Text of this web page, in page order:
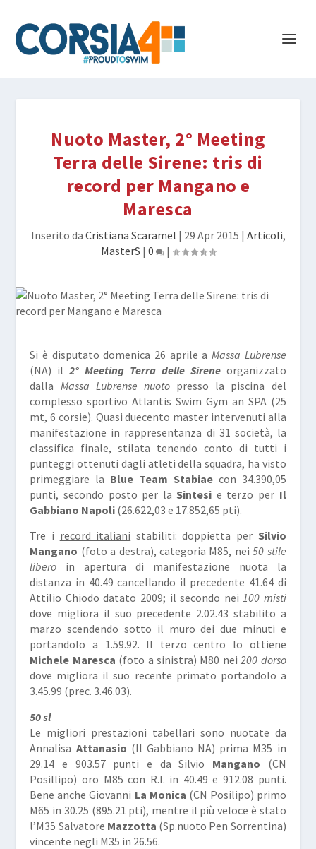
Nuoto Master, 2° Meeting
Terra delle Sirene: tris di
record per Mangano e
Maresca
Inserito da Cristiana Scaramel | 29 Apr 2015 | Articoli,
MasterS | 0 |
Si è disputato domenica 26 aprile a Massa Lubrense
(NA) il2° Meeting Terra delle Sireneorganizzato
dalla Massa Lubrense nuotopresso la piscina del
complesso sportivo Atlantis Swim Gym an SPA (25
mt, 6 corsie). Quasi duecento master intervenuti alla
manifestazione in rappresentanza di 31 società, la
classifica finale, stilata tenendo conto di tutti i
punteggi ottenuti dagli atleti della squadra, ha visto
primeggiare la Blue Team Stabiaecon 34.390,05
punti, secondo posto per la Sintesi e terzo per Il
Gabbiano Napoli (26.622,03 e 17.852,65 pti).
Tre i record italiani stabiliti: doppietta per Silvio
Mangano (foto a destra), categoria M85, nei50 stile
libero in apertura di manifestazione nuota la
distanza in 40.49 cancellando il precedente 41.64 di
Attilio Chiodo datato 2009; il secondo nei100 misti
dove migliora il suo precedente 2.02.43 stabilito a
marzo scendendo sotto il muro dei due minuti e
portandolo a 1.59.92. Il terzo centro lo ottiene
Michele Maresca (foto a sinistra) M80 nei200 dorso
dove migliora il suo recente primato portandolo a
3.45.99 (prec. 3.46.03).
50 sl
Le migliori prestazioni tabellari sono nuotate da
Annalisa Attanasio (Il Gabbiano NA) prima M35 in
29.14 e 903.57 punti e da Silvio Mangano (CN
Posillipo) oro M85 con R.I. in 40.49 e 912.08 punti.
Bene anche Giovanni La Monica (CN Posilipo) primo
M65 in 30.25 (895.21 pti), mentre il più veloce è stato
l’M35 Salvatore Mazzotta (Sp.nuoto Pen Sorrentina)
vincente negli M35 in 26.56.